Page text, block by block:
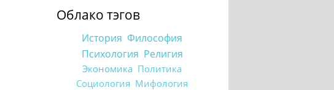
Облако тэгов
История Философия
Психология Религия
Экономика Политика
Социология Мифология